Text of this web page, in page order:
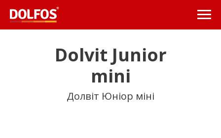
Dolvit Junior
mini
Долвіт Юніор міні